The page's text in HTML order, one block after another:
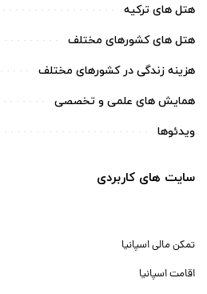
هتل های ترکیه
هتل های کشورهای مختلف
هزینه زندگی در کشورهای مختلف
همایش های علمی و تخصصی
ویدئوها
سایت های کاربردی
تمکن مالی اسپانیا
اقامت اسپانیا